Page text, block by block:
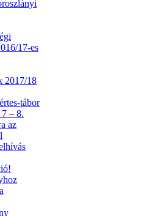
17-es
2017/18
tábor
– 8.
az